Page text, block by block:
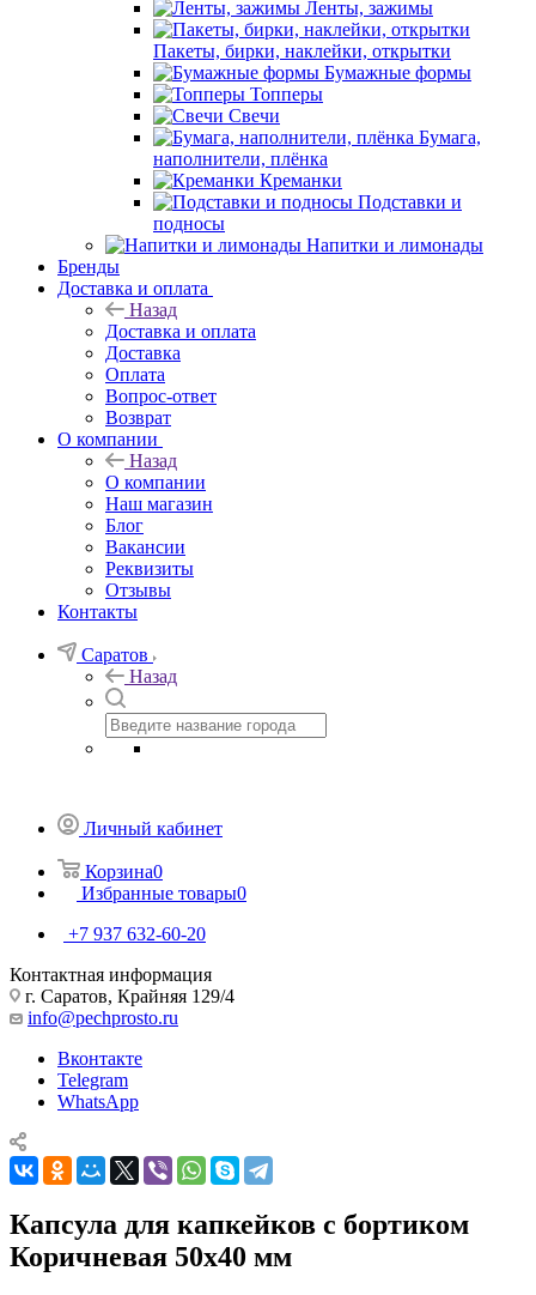
Ленты, зажимы
Пакеты, бирки, наклейки, открытки
Бумажные формы
Топперы
Свечи
Бумага,
наполнители, плёнка
Креманки
Подставки и
подносы
Напитки и лимонады
Бренды
Доставка и оплата
Назад
Доставка и оплата
Доставка
Оплата
Вопрос-ответ
Возврат
О компании
Назад
О компании
Наш магазин
Блог
Вакансии
Реквизиты
Отзывы
Контакты
Саратов
Назад
Личный кабинет
Корзина0
Избранные товары0
+7 937 632-60-20
Контактная информация
г. Саратов, Крайняя 129/4
info@pechprosto.ru
Вконтакте
Telegram
WhatsApp
Капсула для капкейков с бортиком
Коричневая 50х40 мм